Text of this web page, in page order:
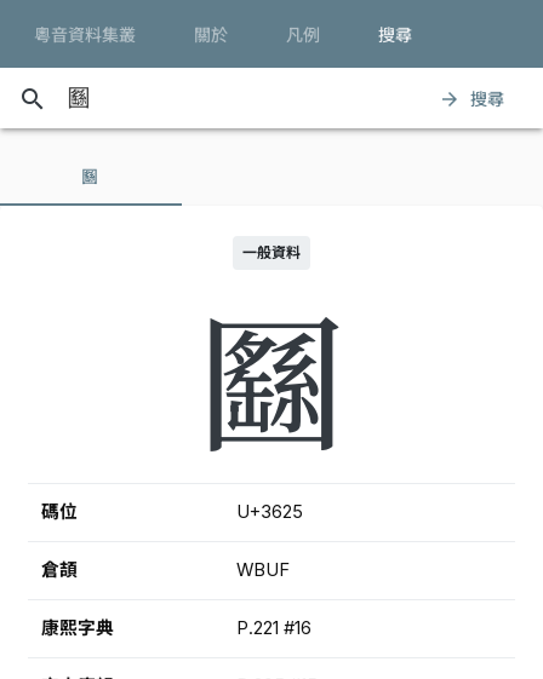
粵音資料集叢 關於 凡例 搜尋
search arrow_forward 搜尋
㘥
一般資料
㘥
碼位 U+3625
倉頡 WBUF
康熙字典 P.221 #16